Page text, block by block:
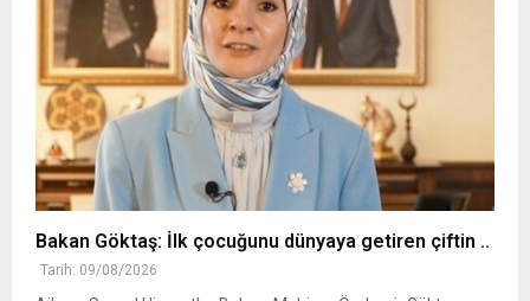
Bakan Göktaş: İlk çocuğunu dünyaya getiren çiftin ..
Tarih: 09/08/2026